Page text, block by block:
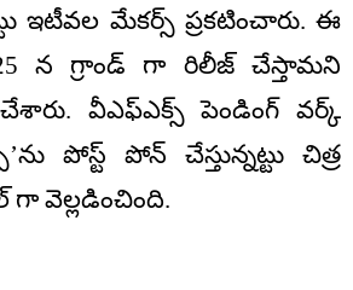
ఇటీవల మేకర్స్ ప్రకటించారు. ఈ
న గ్రాండ్ గా రిలీజ్ చేస్తామని
వీఎఫ్ఎక్స్ పెండింగ్ వర్క్
పోస్ట్ పోన్ చేస్తున్నట్టు చిత్ర
వెల్లడించింది.